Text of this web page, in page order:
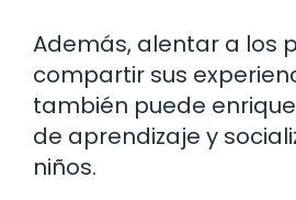
Además, alentar a los
compartir sus
también puede
de aprendizaje y
niños.